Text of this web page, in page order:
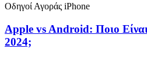
Οδηγοί Αγοράς iPhone
Apple vs Android: Ποιο
2024;